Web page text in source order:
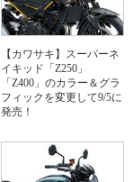
【カワサキ】スーパーネ
イキッド「Z250」
「Z400」のカラー＆グラ
フィックを変更して9/5に
発売！